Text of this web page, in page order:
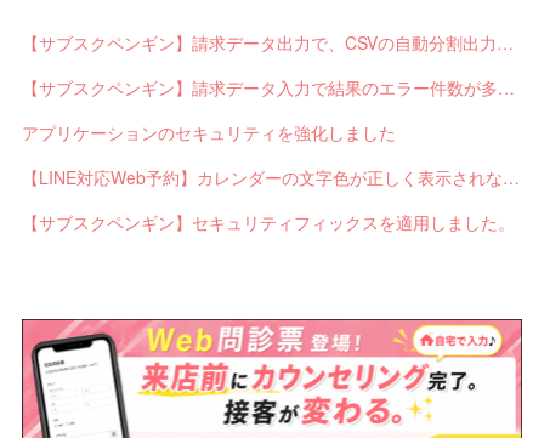
【サブスクペンギン】請求データ出力で、CSVの自動分割出力と出力ステータスの確認ができるようになりました。
【サブスクペンギン】請求データ入力で結果のエラー件数が多い場合に応答不能になるバグを修正しました。
アプリケーションのセキュリティを強化しました
【LINE対応Web予約】カレンダーの文字色が正しく表示されないバグを修正しました。
【サブスクペンギン】セキュリティフィックスを適用しました。